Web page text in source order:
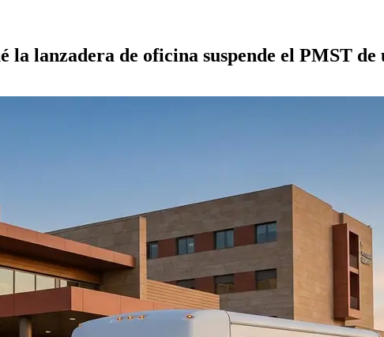
lanzadera de oficina suspende el PMST de